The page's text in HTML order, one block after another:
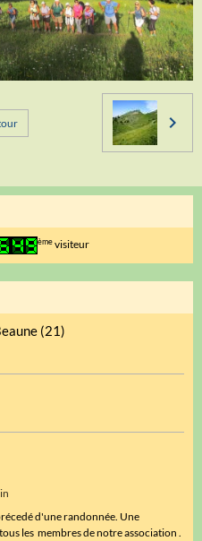
èmevisiteur
(21)
d'une randonnée. Une
les membres de notre association .